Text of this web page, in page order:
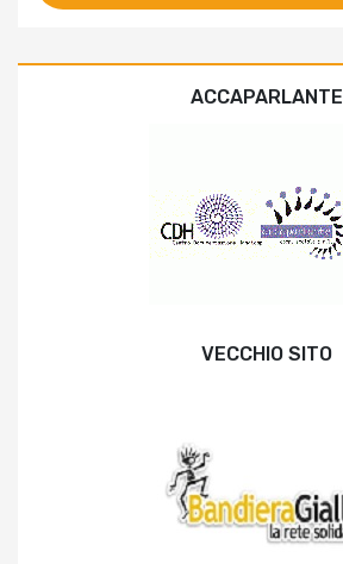
ACCAPARLANTE
VECCHIO SITO